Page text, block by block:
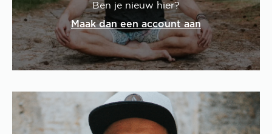
Ben je nieuw hier?
Maak dan een account aan